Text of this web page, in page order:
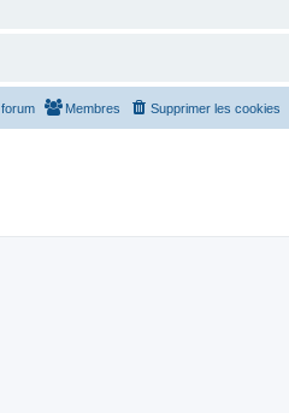
Supprimer les cookies
Membres
forum